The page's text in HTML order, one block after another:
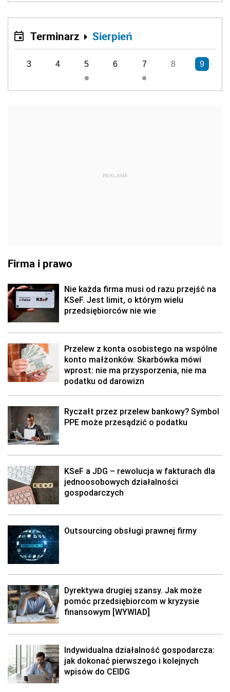
Terminarz Sierpień
3 4 5 6 7 8 9
REKLAMA
Firma i prawo
Nie każda firma musi od razu przejść na
KSeF. Jest limit, o którym wielu
przedsiębiorców nie wie
Przelew z konta osobistego na wspólne
konto małżonków. Skarbówka mówi
wprost: nie ma przysporzenia, nie ma
podatku od darowizn
Ryczałt przez przelew bankowy? Symbol
PPE może przesądzić o podatku
KSeF a JDG – rewolucja w fakturach dla
jednoosobowych działalności
gospodarczych
Outsourcing obsługi prawnej firmy
Dyrektywa drugiej szansy. Jak może
pomóc przedsiębiorcom w kryzysie
finansowym [WYWIAD]
Indywidualna działalność gospodarcza:
jak dokonać pierwszego i kolejnych
wpisów do CEIDG